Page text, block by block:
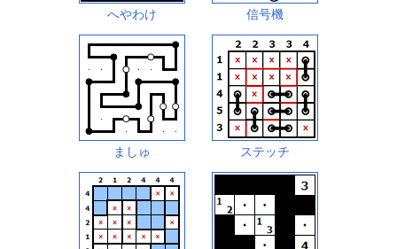
へやわけ 信号機
ましゅ ステッチ